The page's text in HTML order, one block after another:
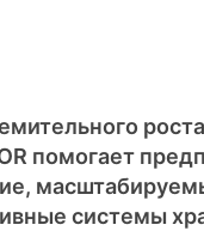
помогает
системы